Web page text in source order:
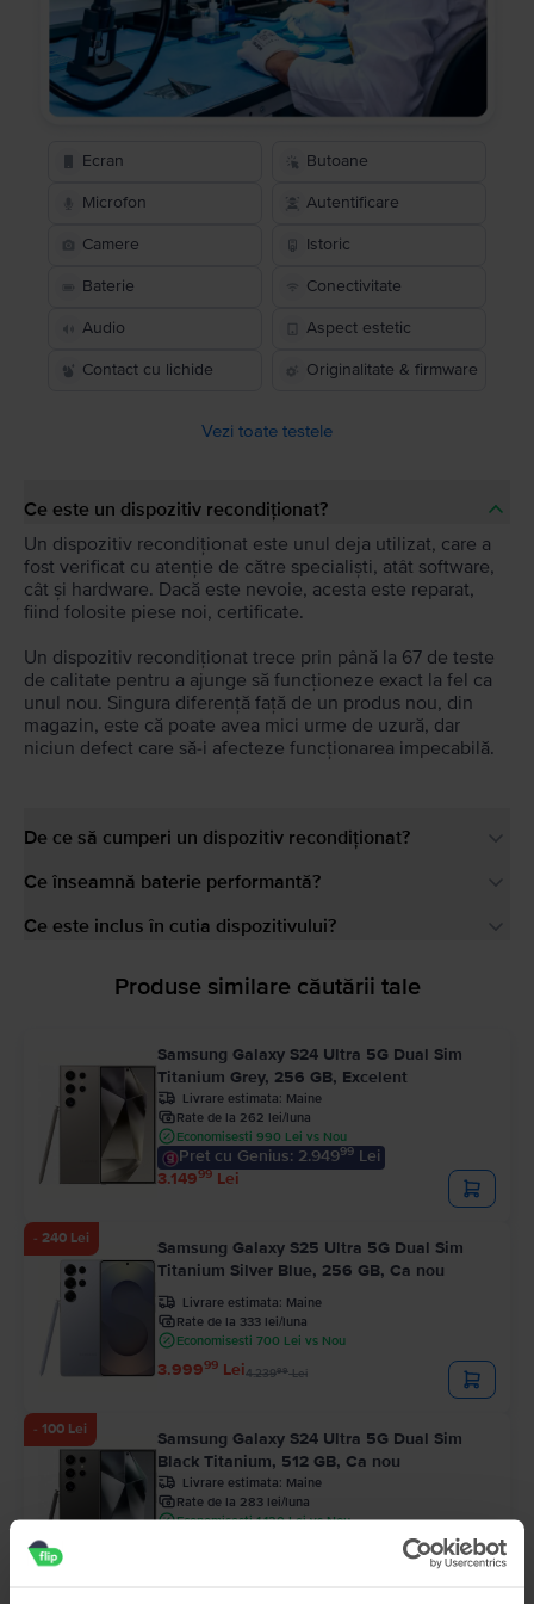
Ecran Butoane
Microfon Autentificare
Camere Istoric
Baterie Conectivitate
Audio Aspect estetic
Contact cu lichide Originalitate & firmware
Vezi toate testele
Ce este un dispozitiv recondiționat?
Un dispozitiv recondiționat este unul deja utilizat, care a
fost verificat cu atenție de către specialiști, atât software,
cât și hardware. Dacă este nevoie, acesta este reparat,
fiind folosite piese noi, certificate.
Un dispozitiv recondiționat trece prin până la 67 de teste
de calitate pentru a ajunge să funcționeze exact la fel ca
unul nou. Singura diferență față de un produs nou, din
magazin, este că poate avea mici urme de uzură, dar
niciun defect care să-i afecteze funcționarea impecabilă.
De ce să cumperi un dispozitiv recondiționat?
Ce înseamnă baterie performantă?
Ce este inclus în cutia dispozitivului?
Produse similare căutării tale
Samsung Galaxy S24 Ultra 5G Dual Sim
Titanium Grey, 256 GB, Excelent
Livrare estimata: Maine
Rate de la 262 lei/luna
Economisesti 990 Lei vs Nou
Pret cu Genius: 2.94999 Lei
3.14999 Lei
- 240 Lei
Samsung Galaxy S25 Ultra 5G Dual Sim
Titanium Silver Blue, 256 GB, Ca nou
Livrare estimata: Maine
Rate de la 333 lei/luna
Economisesti 700 Lei vs Nou
3.99999 Lei4.23999Lei
- 100 Lei
Samsung Galaxy S24 Ultra 5G Dual Sim
Black Titanium, 512 GB, Ca nou
Livrare estimata: Maine
Rate de la 283 lei/luna
Economisesti 1.120 Lei vs Nou